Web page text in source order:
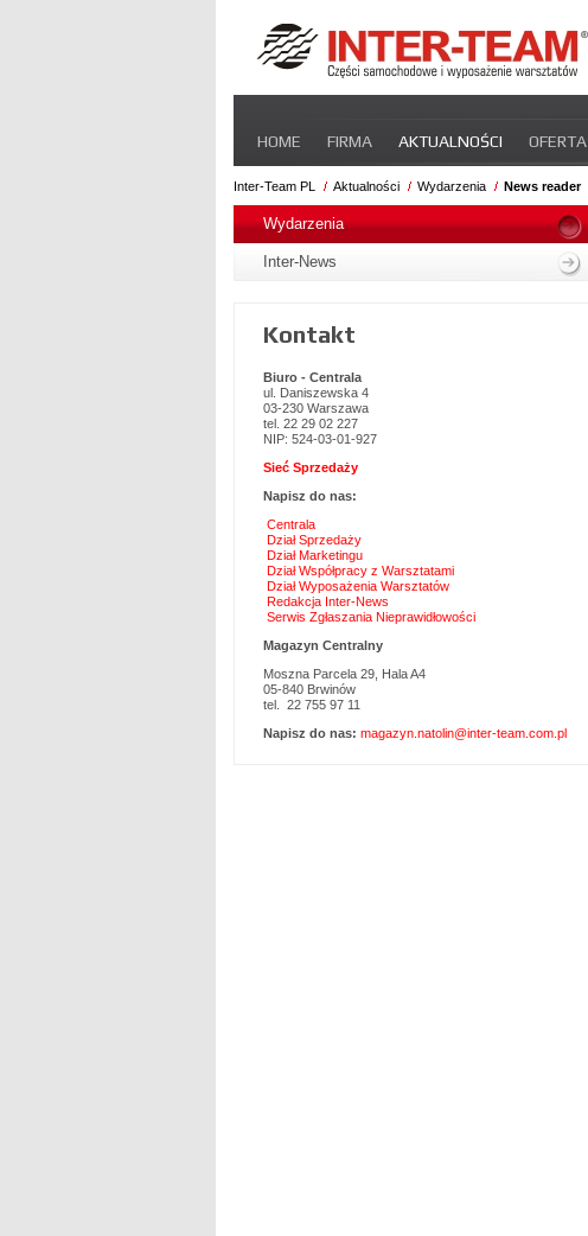
nawigacje
HOME FIRMA AKTUALNOŚCI OFERTA
STREFA DLA PRZEWOŹNIKA CERTYFIKATY
Inter-Team PL Aktualności Wydarzenia News reader
Pomiń
nawigacje
Wydarzenia
Inter-News
Kontakt
Biuro - Centrala
ul. Daniszewska 4
03-230 Warszawa
tel. 22 29 02 227
NIP: 524-03-01-927
Sieć Sprzedaży
Napisz do nas:
Centrala
Dział Sprzedaży
Dział Marketingu
Dział Współpracy z Warsztatami
Dział Wyposażenia Warsztatów
Redakcja Inter-News
Serwis Zgłaszania Nieprawidłowości
Magazyn Centralny
Moszna Parcela 29, Hala A4
05-840 Brwinów
tel. 22 755 97 11
Napisz do nas: magazyn.natolin@inter-team.com.pl